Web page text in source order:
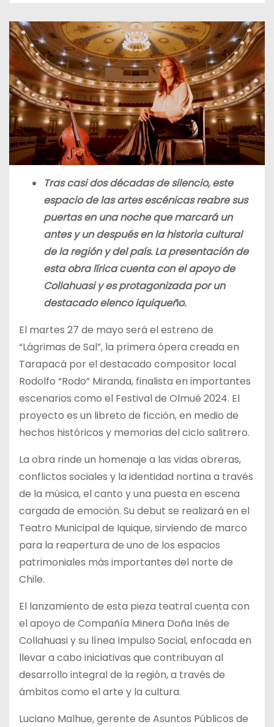
Tras casi dos décadas de silencio, este
espacio de las artes escénicas reabre sus
puertas en una noche que marcará un
antes y un después en la historia cultural
de la región y del país. La presentación de
esta obra lírica cuenta con el apoyo de
Collahuasi y es protagonizada por un
destacado elenco iquiqueño.
El martes 27 de mayo será el estreno de
“Lágrimas de Sal”, la primera ópera creada en
Tarapacá por el destacado compositor local
Rodolfo “Rodo” Miranda, finalista en importantes
escenarios como el Festival de Olmué 2024. El
proyecto es un libreto de ficción, en medio de
hechos históricos y memorias del ciclo salitrero.
La obra rinde un homenaje a las vidas obreras,
conflictos sociales y la identidad nortina a través
de la música, el canto y una puesta en escena
cargada de emoción. Su debut se realizará en el
Teatro Municipal de Iquique, sirviendo de marco
para la reapertura de uno de los espacios
patrimoniales más importantes del norte de
Chile.
El lanzamiento de esta pieza teatral cuenta con
el apoyo de Compañía Minera Doña Inés de
Collahuasi y su línea Impulso Social, enfocada en
llevar a cabo iniciativas que contribuyan al
desarrollo integral de la región, a través de
ámbitos como el arte y la cultura.
Luciano Malhue, gerente de Asuntos Públicos de